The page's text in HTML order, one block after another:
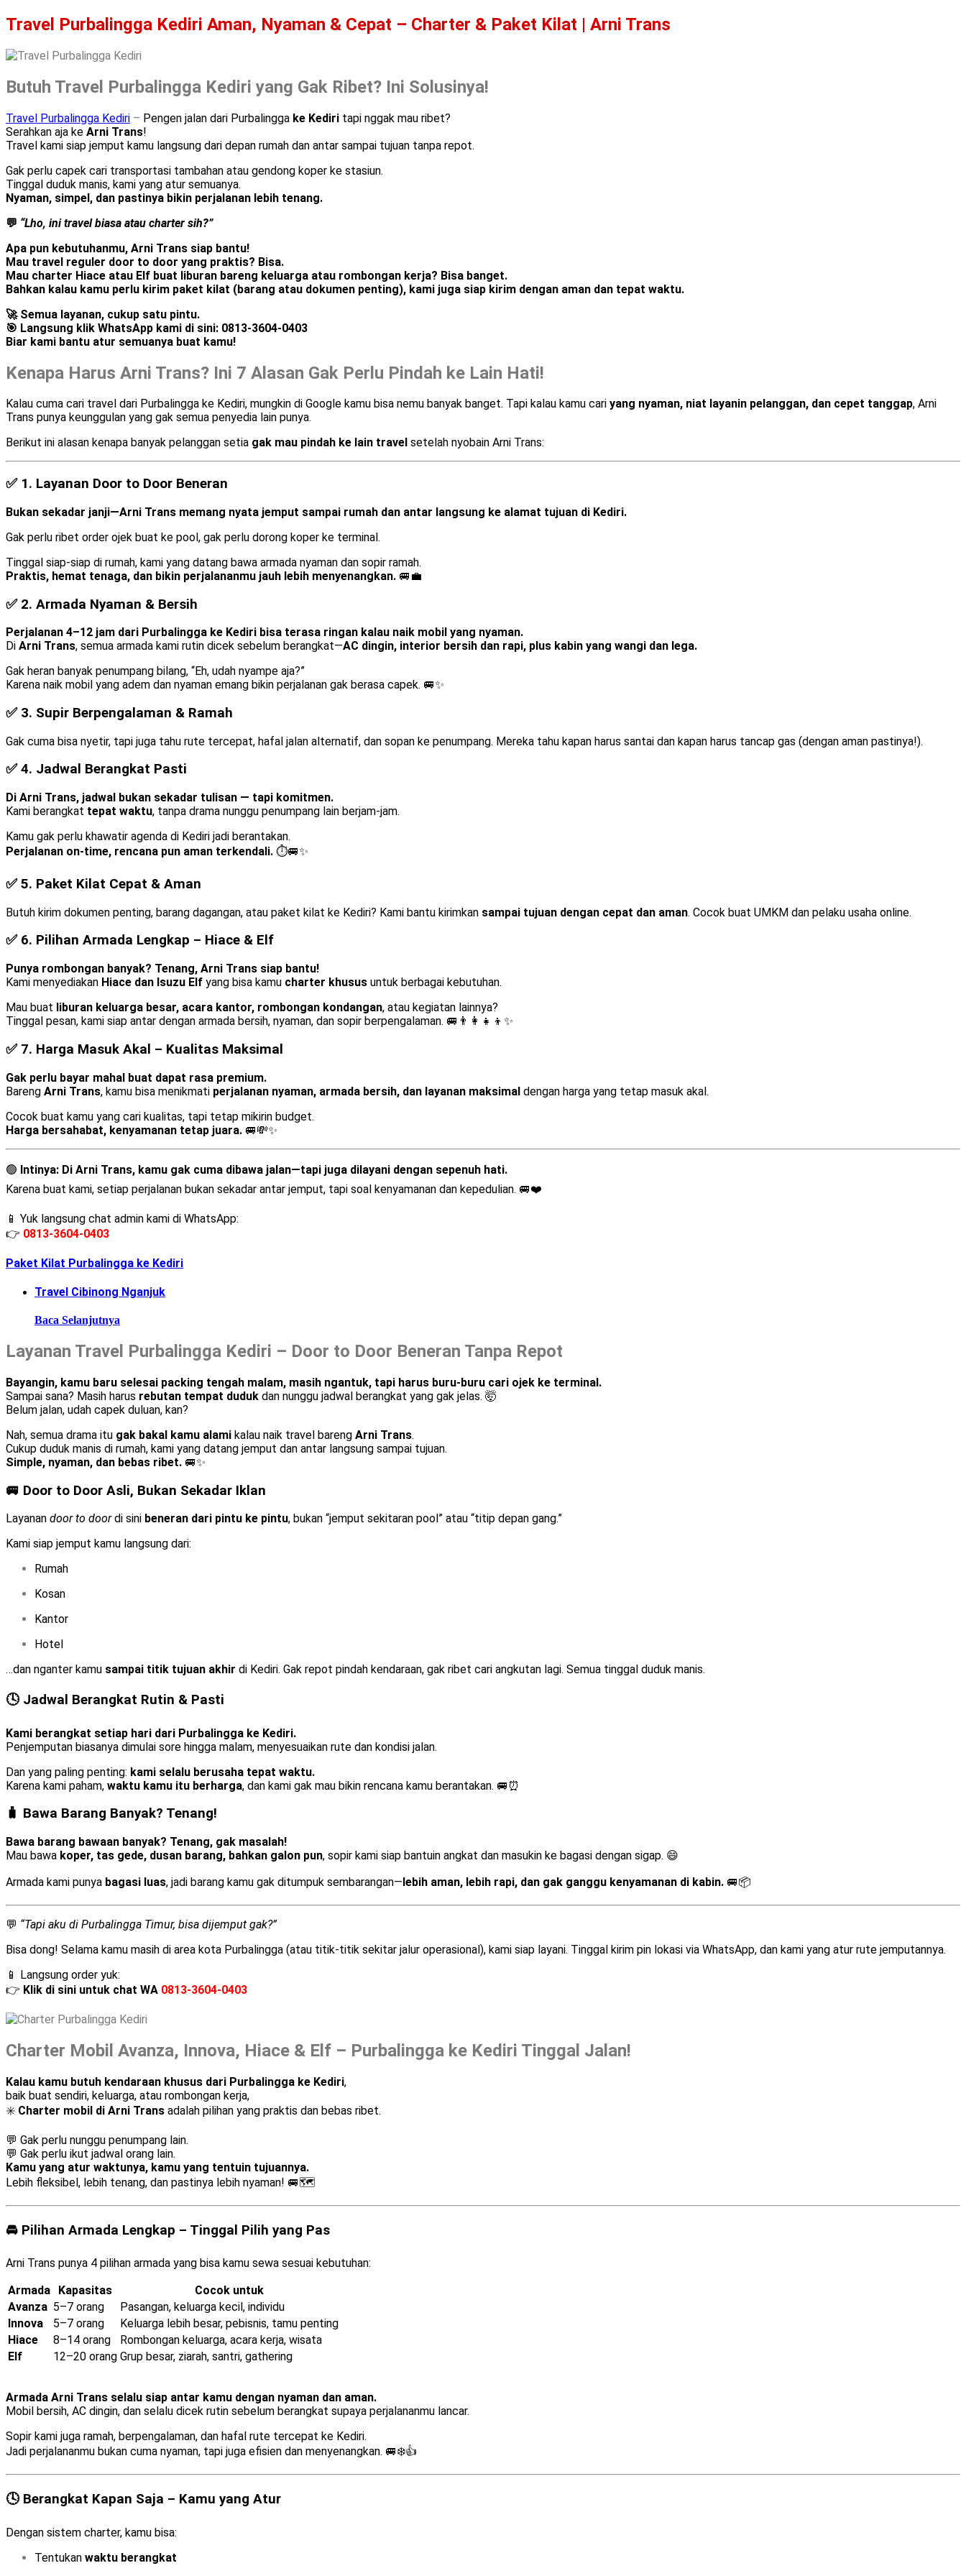
Travel Purbalingga Kediri Aman, Nyaman & Cepat – Charter & Paket Kilat | Arni Trans
Butuh Travel Purbalingga Kediri yang Gak Ribet? Ini Solusinya!
Travel Purbalingga Kediri – Pengen jalan dari Purbalingga ke Kediri tapi nggak mau ribet?
Serahkan aja ke Arni Trans!
Travel kami siap jemput kamu langsung dari depan rumah dan antar sampai tujuan tanpa repot.
Gak perlu capek cari transportasi tambahan atau gendong koper ke stasiun.
Tinggal duduk manis, kami yang atur semuanya.
Nyaman, simpel, dan pastinya bikin perjalanan lebih tenang.
💬 “Lho, ini travel biasa atau charter sih?”
Apa pun kebutuhanmu, Arni Trans siap bantu!
Mau travel reguler door to door yang praktis? Bisa.
Mau charter Hiace atau Elf buat liburan bareng keluarga atau rombongan kerja? Bisa banget.
Bahkan kalau kamu perlu kirim paket kilat (barang atau dokumen penting), kami juga siap kirim dengan aman dan tepat waktu.
🚀 Semua layanan, cukup satu pintu.
🎯 Langsung klik WhatsApp kami di sini: 0813-3604-0403
Biar kami bantu atur semuanya buat kamu!
Kenapa Harus Arni Trans? Ini 7 Alasan Gak Perlu Pindah ke Lain Hati!
Kalau cuma cari travel dari Purbalingga ke Kediri, mungkin di Google kamu bisa nemu banyak banget. Tapi kalau kamu cari yang nyaman, niat layanin pelanggan, dan cepet tanggap, Arni
Trans punya keunggulan yang gak semua penyedia lain punya.
Berikut ini alasan kenapa banyak pelanggan setia gak mau pindah ke lain travel setelah nyobain Arni Trans:
✅ 1. Layanan Door to Door Beneran
Bukan sekadar janji—Arni Trans memang nyata jemput sampai rumah dan antar langsung ke alamat tujuan di Kediri.
Gak perlu ribet order ojek buat ke pool, gak perlu dorong koper ke terminal.
Tinggal siap-siap di rumah, kami yang datang bawa armada nyaman dan sopir ramah.
Praktis, hemat tenaga, dan bikin perjalananmu jauh lebih menyenangkan. 🚐💼
✅ 2. Armada Nyaman & Bersih
Perjalanan 4–12 jam dari Purbalingga ke Kediri bisa terasa ringan kalau naik mobil yang nyaman.
Di Arni Trans, semua armada kami rutin dicek sebelum berangkat—AC dingin, interior bersih dan rapi, plus kabin yang wangi dan lega.
Gak heran banyak penumpang bilang, “Eh, udah nyampe aja?”
Karena naik mobil yang adem dan nyaman emang bikin perjalanan gak berasa capek. 🚐✨
✅ 3. Supir Berpengalaman & Ramah
Gak cuma bisa nyetir, tapi juga tahu rute tercepat, hafal jalan alternatif, dan sopan ke penumpang. Mereka tahu kapan harus santai dan kapan harus tancap gas (dengan aman pastinya!).
✅ 4. Jadwal Berangkat Pasti
Di Arni Trans, jadwal bukan sekadar tulisan — tapi komitmen.
Kami berangkat tepat waktu, tanpa drama nunggu penumpang lain berjam-jam.
Kamu gak perlu khawatir agenda di Kediri jadi berantakan.
Perjalanan on-time, rencana pun aman terkendali. ⏱️🚐✨
✅ 5. Paket Kilat Cepat & Aman
Butuh kirim dokumen penting, barang dagangan, atau paket kilat ke Kediri? Kami bantu kirimkan sampai tujuan dengan cepat dan aman. Cocok buat UMKM dan pelaku usaha online.
✅ 6. Pilihan Armada Lengkap – Hiace & Elf
Punya rombongan banyak? Tenang, Arni Trans siap bantu!
Kami menyediakan Hiace dan Isuzu Elf yang bisa kamu charter khusus untuk berbagai kebutuhan.
Mau buat liburan keluarga besar, acara kantor, rombongan kondangan, atau kegiatan lainnya?
Tinggal pesan, kami siap antar dengan armada bersih, nyaman, dan sopir berpengalaman. 🚐👨‍👩‍👧‍👦✨
✅ 7. Harga Masuk Akal – Kualitas Maksimal
Gak perlu bayar mahal buat dapat rasa premium.
Bareng Arni Trans, kamu bisa menikmati perjalanan nyaman, armada bersih, dan layanan maksimal dengan harga yang tetap masuk akal.
Cocok buat kamu yang cari kualitas, tapi tetap mikirin budget.
Harga bersahabat, kenyamanan tetap juara. 🚐💸✨
🟢 Intinya: Di Arni Trans, kamu gak cuma dibawa jalan—tapi juga dilayani dengan sepenuh hati.
Karena buat kami, setiap perjalanan bukan sekadar antar jemput, tapi soal kenyamanan dan kepedulian. 🚐❤️
📱 Yuk langsung chat admin kami di WhatsApp:
👉 0813-3604-0403
Paket Kilat Purbalingga ke Kediri
Travel Cibinong Nganjuk
Baca Selanjutnya
Layanan Travel Purbalingga Kediri – Door to Door Beneran Tanpa Repot
Bayangin, kamu baru selesai packing tengah malam, masih ngantuk, tapi harus buru-buru cari ojek ke terminal.
Sampai sana? Masih harus rebutan tempat duduk dan nunggu jadwal berangkat yang gak jelas. 🤯
Belum jalan, udah capek duluan, kan?
Nah, semua drama itu gak bakal kamu alami kalau naik travel bareng Arni Trans.
Cukup duduk manis di rumah, kami yang datang jemput dan antar langsung sampai tujuan.
Simple, nyaman, dan bebas ribet. 🚐✨
🚐 Door to Door Asli, Bukan Sekadar Iklan
Layanan door to doordi sini beneran dari pintu ke pintu, bukan “jemput sekitaran pool” atau “titip depan gang.”
Kami siap jemput kamu langsung dari:
Rumah
Kosan
Kantor
Hotel
…dan nganter kamu sampai titik tujuan akhir di Kediri. Gak repot pindah kendaraan, gak ribet cari angkutan lagi. Semua tinggal duduk manis.
🕓 Jadwal Berangkat Rutin & Pasti
Kami berangkat setiap hari dari Purbalingga ke Kediri.
Penjemputan biasanya dimulai sore hingga malam, menyesuaikan rute dan kondisi jalan.
Dan yang paling penting: kami selalu berusaha tepat waktu.
Karena kami paham, waktu kamu itu berharga, dan kami gak mau bikin rencana kamu berantakan. 🚐⏰
🧳 Bawa Barang Banyak? Tenang!
Bawa barang bawaan banyak? Tenang, gak masalah!
Mau bawa koper, tas gede, dusan barang, bahkan galon pun, sopir kami siap bantuin angkat dan masukin ke bagasi dengan sigap. 😄
Armada kami punya bagasi luas, jadi barang kamu gak ditumpuk sembarangan— lebih aman, lebih rapi, dan gak ganggu kenyamanan di kabin. 🚐📦
💬 “Tapi aku di Purbalingga Timur, bisa dijemput gak?”
Bisa dong! Selama kamu masih di area kota Purbalingga (atau titik-titik sekitar jalur operasional), kami siap layani. Tinggal kirim pin lokasi via WhatsApp, dan kami yang atur rute jemputannya.
📱 Langsung order yuk:
👉 Klik di sini untuk chat WA 0813-3604-0403
Charter Mobil Avanza, Innova, Hiace & Elf – Purbalingga ke Kediri Tinggal Jalan!
Kalau kamu butuh kendaraan khusus dari Purbalingga ke Kediri,
baik buat sendiri, keluarga, atau rombongan kerja,
✳️ Charter mobil di Arni Trans adalah pilihan yang praktis dan bebas ribet.
💬 Gak perlu nunggu penumpang lain.
💬 Gak perlu ikut jadwal orang lain.
Kamu yang atur waktunya, kamu yang tentuin tujuannya.
Lebih fleksibel, lebih tenang, dan pastinya lebih nyaman! 🚐🗺️
🚘 Pilihan Armada Lengkap – Tinggal Pilih yang Pas
Arni Trans punya 4 pilihan armada yang bisa kamu sewa sesuai kebutuhan:
Armada
Kapasitas
Cocok untuk
Avanza 5–7 orang
Pasangan, keluarga kecil, individu
Innova
5–7 orang
Keluarga lebih besar, pebisnis, tamu penting
Hiace
8–14 orang
Rombongan keluarga, acara kerja, wisata
Elf
12–20 orang Grup besar, ziarah, santri, gathering
Armada Arni Trans selalu siap antar kamu dengan nyaman dan aman.
Mobil bersih, AC dingin, dan selalu dicek rutin sebelum berangkat supaya perjalananmu lancar.
Sopir kami juga ramah, berpengalaman, dan hafal rute tercepat ke Kediri.
Jadi perjalananmu bukan cuma nyaman, tapi juga efisien dan menyenangkan. 🚐❄️👍
🕓 Berangkat Kapan Saja – Kamu yang Atur
Dengan sistem charter, kamu bisa:
Tentukan waktu berangkat